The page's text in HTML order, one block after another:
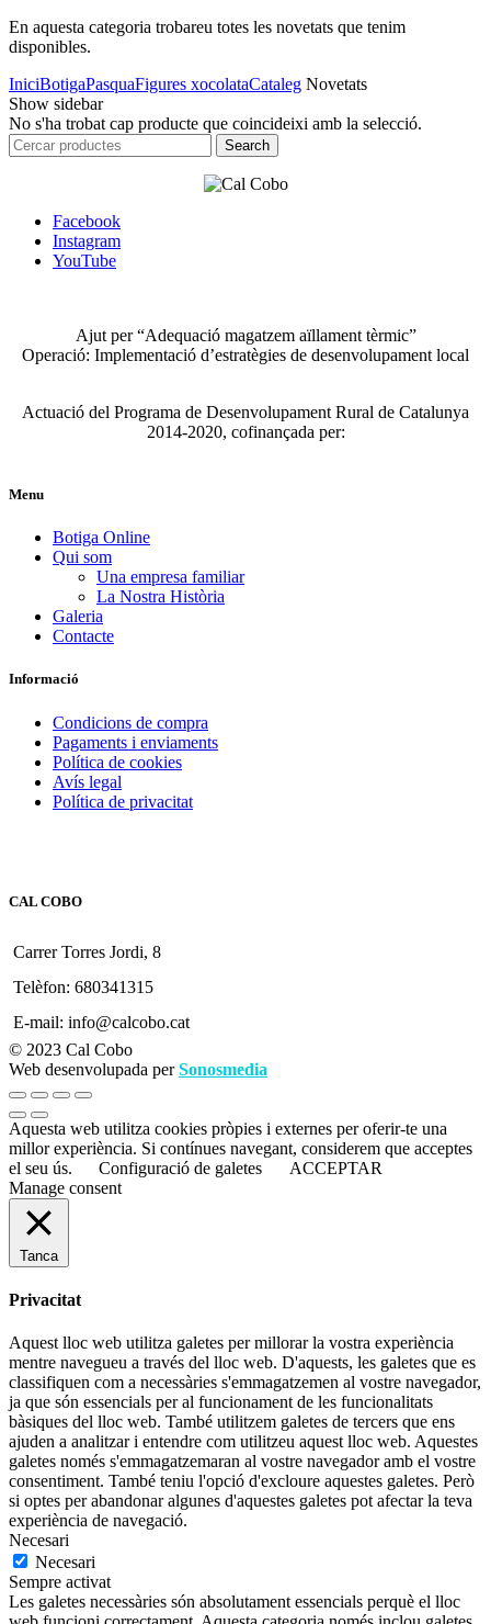
En aquesta categoria trobareu totes les novetats que tenim
disponibles.
IniciBotigaPasquaFigures xocolataCataleg Novetats
Show sidebar
No s'ha trobat cap producte que coincideixi amb la selecció.
Search
for:
Search
Facebook
Instagram
YouTube
Ajut per “Adequació magatzem aïllament tèrmic”
Operació: Implementació d’estratègies de desenvolupament local
Actuació del Programa de Desenvolupament Rural de Catalunya
2014-2020, cofinançada per:
Menu
Botiga Online
Qui som
Una empresa familiar
La Nostra Història
Galeria
Contacte
Informació
Condicions de compra
Pagaments i enviaments
Política de cookies
Avís legal
Política de privacitat
CAL COBO
Carrer Torres Jordi, 8
Telèfon: 680341315
E-mail: info@calcobo.cat
© 2023 Cal Cobo
Web desenvolupada perSonosmedia
Aquesta web utilitza cookies pròpies i externes per oferir-te una
millor experiència. Si contínues navegant, considerem que acceptes
el seu ús.
Configuració de galetes
ACCEPTAR
Manage consent
Tanca
Privacitat
Aquest lloc web utilitza galetes per millorar la vostra experiència
mentre navegueu a través del lloc web. D'aquests, les galetes que es
classifiquen com a necessàries s'emmagatzemen al vostre navegador,
ja que són essencials per al funcionament de les funcionalitats
bàsiques del lloc web. També utilitzem galetes de tercers que ens
ajuden a analitzar i entendre com utilitzeu aquest lloc web. Aquestes
galetes només s'emmagatzemaran al vostre navegador amb el vostre
consentiment. També teniu l'opció d'excloure aquestes galetes. Però
si optes per abandonar algunes d'aquestes galetes pot afectar la teva
experiència de navegació.
Necesari
Necesari
Sempre activat
Les galetes necessàries són absolutament essencials perquè el lloc